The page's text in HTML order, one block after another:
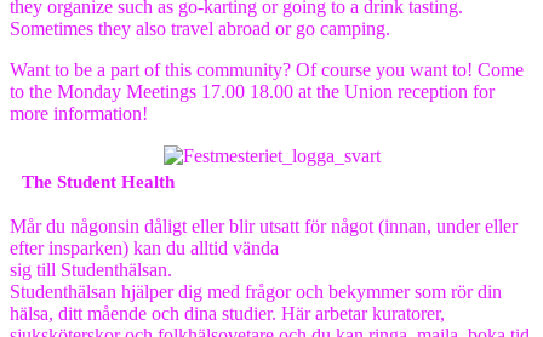
they organize such as go-karting or going to a drink tasting.
Sometimes they also travel abroad or go camping.
Want to be a part of this community? Of course you want to! Come
to the Monday Meetings 17.00 18.00 at the Union reception for
more information!
The Student Health
Mår du någonsin dåligt eller blir utsatt för något (innan, under eller
efter insparken) kan du alltid vända
sig till Studenthälsan.
Studenthälsan hjälper dig med frågor och bekymmer som rör din
hälsa, ditt mående och dina studier. Här arbetar kuratorer,